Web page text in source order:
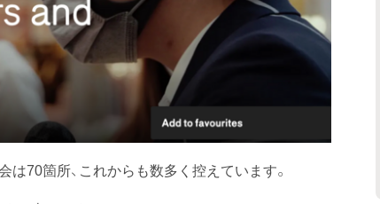
70箇所、これからも数多く控えています。